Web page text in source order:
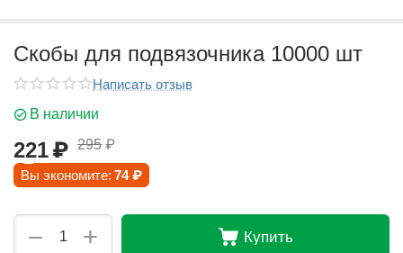
Скобы для подвязочника 10000 шт
Написать отзыв
В наличии
221₽ 295 ₽
Вы экономите: 74 ₽
+
− Купить